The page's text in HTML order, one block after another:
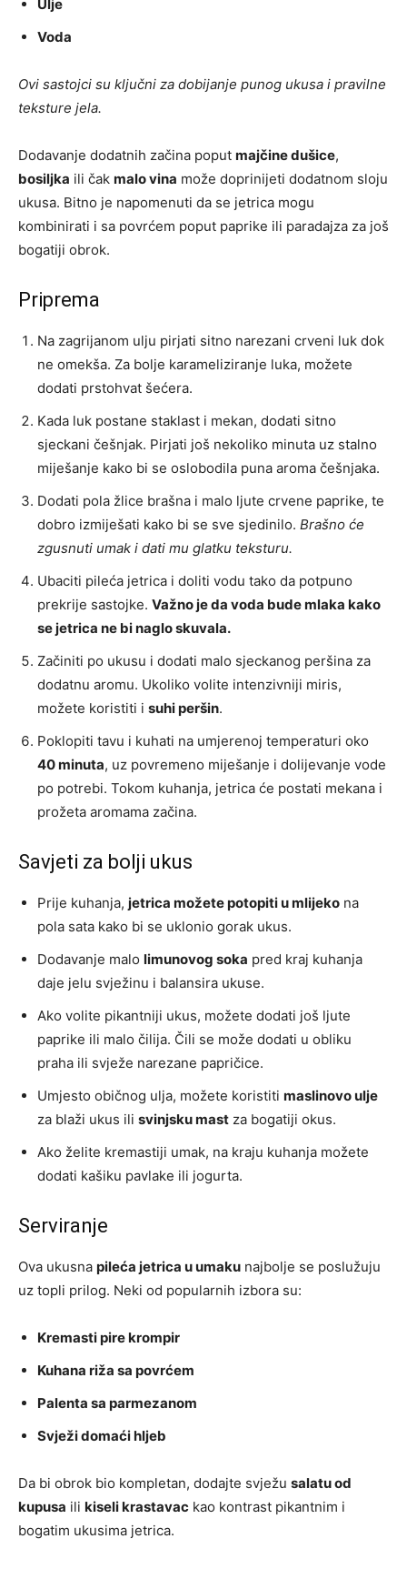
Ulje
Voda
Ovi sastojci su ključni za dobijanje punog ukusa i pravilne
teksture jela.
Dodavanje dodatnih začina poput majčine dušice,
bosiljka ili čak malo vina može doprinijeti dodatnom sloju
ukusa. Bitno je napomenuti da se jetrica mogu
kombinirati i sa povrćem poput paprike ili paradajza za još
bogatiji obrok.
Priprema
Na zagrijanom ulju pirjati sitno narezani crveni luk dok
ne omekša. Za bolje karameliziranje luka, možete
dodati prstohvat šećera.
Kada luk postane staklast i mekan, dodati sitno
sjeckani češnjak. Pirjati još nekoliko minuta uz stalno
miješanje kako bi se oslobodila puna aroma češnjaka.
Dodati pola žlice brašna i malo ljute crvene paprike, te
dobro izmiješati kako bi se sve sjedinilo. Brašno će
zgusnuti umak i dati mu glatku teksturu.
Ubaciti pileća jetrica i doliti vodu tako da potpuno
prekrije sastojke. Važno je da voda bude mlaka kako
se jetrica ne bi naglo skuvala.
Začiniti po ukusu i dodati malo sjeckanog peršina za
dodatnu aromu. Ukoliko volite intenzivniji miris,
možete koristiti i suhi peršin.
Poklopiti tavu i kuhati na umjerenoj temperaturi oko
40 minuta, uz povremeno miješanje i dolijevanje vode
po potrebi. Tokom kuhanja, jetrica će postati mekana i
prožeta aromama začina.
Savjeti za bolji ukus
Prije kuhanja, jetrica možete potopiti u mlijeko na
pola sata kako bi se uklonio gorak ukus.
Dodavanje malo limunovog soka pred kraj kuhanja
daje jelu svježinu i balansira ukuse.
Ako volite pikantniji ukus, možete dodati još ljute
paprike ili malo čilija. Čili se može dodati u obliku
praha ili svježe narezane papričice.
Umjesto običnog ulja, možete koristiti maslinovo ulje
za blaži ukus ili svinjsku mast za bogatiji okus.
Ako želite kremastiji umak, na kraju kuhanja možete
dodati kašiku pavlake ili jogurta.
Serviranje
Ova ukusna pileća jetrica u umaku najbolje se poslužuju
uz topli prilog. Neki od popularnih izbora su:
Kremasti pire krompir
Kuhana riža sa povrćem
Palenta sa parmezanom
Svježi domaći hljeb
Da bi obrok bio kompletan, dodajte svježu salatu od
kupusa ili kiseli krastavac kao kontrast pikantnim i
bogatim ukusima jetrica.